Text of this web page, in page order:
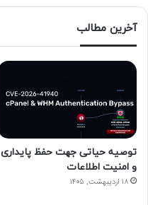
آخرین مطالب
توصیه حیاتی جهت حفظ پایداری
و امنیت اطلاعات
۱۸ اردیبهشت, ۱۴۰۵